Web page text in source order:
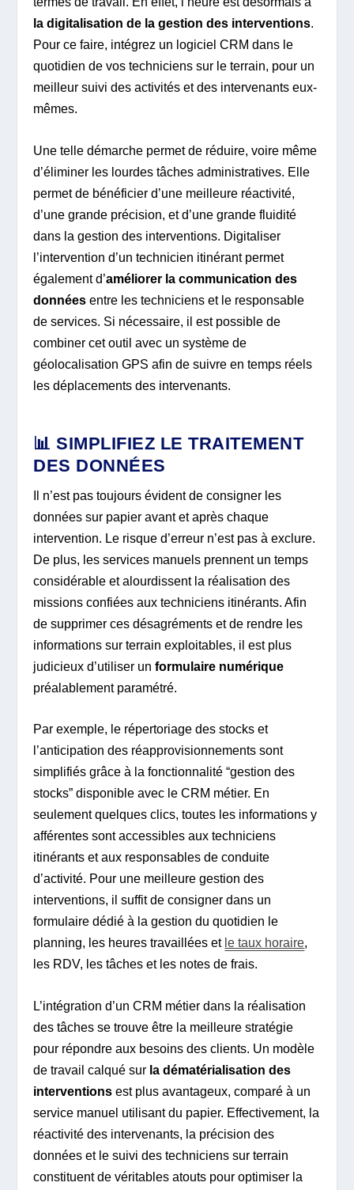
la digitalisation de la gestion des interventions.
Pour ce faire, intégrez un logiciel CRM dans le
quotidien de vos techniciens sur le terrain, pour un
meilleur suivi des activités et des intervenants eux-
mêmes.
Une telle démarche permet de réduire, voire même
d’éliminer les lourdes tâches administratives. Elle
permet de bénéficier d’une meilleure réactivité,
d’une grande précision, et d’une grande fluidité
dans la gestion des interventions. Digitaliser
l’intervention d’un technicien itinérant permet
également d’améliorer la communication des
données entre les techniciens et le responsable
de services. Si nécessaire, il est possible de
combiner cet outil avec un système de
géolocalisation GPS afin de suivre en temps réels
les déplacements des intervenants.
📊 SIMPLIFIEZ LE TRAITEMENT
DES DONNÉES
Il n’est pas toujours évident de consigner les
données sur papier avant et après chaque
intervention. Le risque d’erreur n’est pas à exclure.
De plus, les services manuels prennent un temps
considérable et alourdissent la réalisation des
missions confiées aux techniciens itinérants. Afin
de supprimer ces désagréments et de rendre les
informations sur terrain exploitables, il est plus
judicieux d’utiliser unformulaire numérique
préalablement paramétré.
Par exemple, le répertoriage des stocks et
l’anticipation des réapprovisionnements sont
simplifiés grâce à la fonctionnalité “gestion des
stocks” disponible avec le CRM métier. En
seulement quelques clics, toutes les informations y
afférentes sont accessibles aux techniciens
itinérants et aux responsables de conduite
d’activité. Pour une meilleure gestion des
interventions, il suffit de consigner dans un
formulaire dédié à la gestion du quotidien le
planning, les heures travaillées et le taux horaire,
les RDV, les tâches et les notes de frais.
L’intégration d’un CRM métier dans la réalisation
des tâches se trouve être la meilleure stratégie
pour répondre aux besoins des clients. Un modèle
de travail calqué sur la dématérialisation des
interventionsest plus avantageux, comparé à un
service manuel utilisant du papier. Effectivement, la
réactivité des intervenants, la précision des
données et le suivi des techniciens sur terrain
constituent de véritables atouts pour optimiser la